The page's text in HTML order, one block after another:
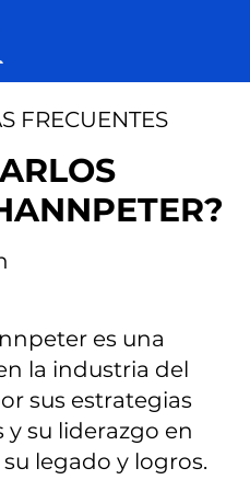
FRECUENTES
es una
la industria del
sus estrategias
su liderazgo en
legado y logros.